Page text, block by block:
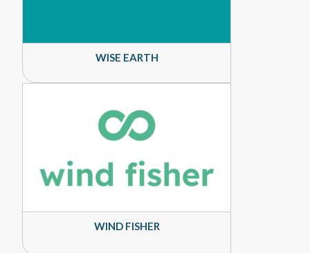
WISE EARTH
WIND FISHER